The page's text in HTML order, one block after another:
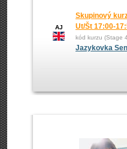
AJ
Skupinový
Ut/Št 17:00-
kód kurzu (Stage
Jazykovka